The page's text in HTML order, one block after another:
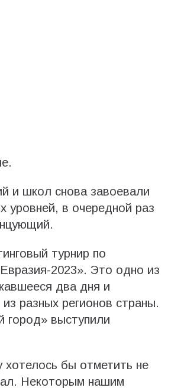
и школ снова завоевали
уровней, в очередной раз
турнир по
2023». Это одно из
два дня и
разных регионов страны.
город» выступили
хотелось бы отметить не
Некоторым нашим